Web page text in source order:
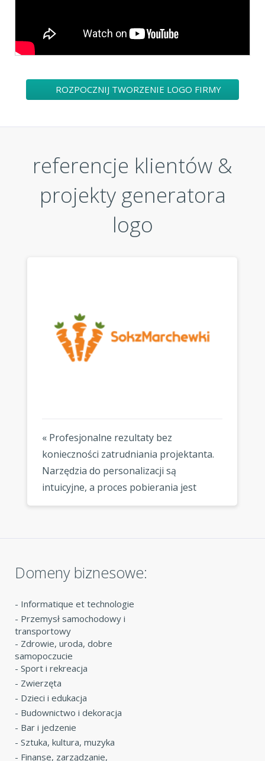
ROZPOCZNIJ TWORZENIE LOGO FIRMY
referencje klientów &
projekty generatora
logo
« Profesjonalne rezultaty bez
konieczności zatrudniania projektanta.
Narzędzia do personalizacji są
intuicyjne, a proces pobierania jest
szybki. »
Domeny biznesowe:
- Informatique et technologie
- Przemysł samochodowy i
transportowy
- Zdrowie, uroda, dobre
samopoczucie
- Sport i rekreacja
- Zwierzęta
- Dzieci i edukacja
- Budownictwo i dekoracja
- Bar i jedzenie
- Sztuka, kultura, muzyka
- Finanse, zarządzanie,